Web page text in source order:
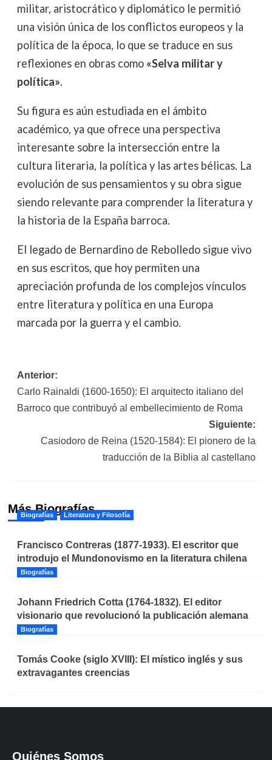
militar, aristocrático y diplomático le permitió
una visión única de los conflictos europeos y la
política de la época, lo que se traduce en sus
reflexiones en obras como «Selva militar y
política».
Su figura es aún estudiada en el ámbito
académico, ya que ofrece una perspectiva
interesante sobre la intersección entre la
cultura literaria, la política y las artes bélicas. La
evolución de sus pensamientos y su obra sigue
siendo relevante para comprender la literatura y
la historia de la España barroca.
El legado de Bernardino de Rebolledo sigue vivo
en sus escritos, que hoy permiten una
apreciación profunda de los complejos vínculos
entre literatura y política en una Europa
marcada por la guerra y el cambio.
Navegación
de
Anterior:
Carlo Rainaldi (1600-1650): El arquitecto italiano del
Barroco que contribuyó al embellecimiento de Roma
Siguiente:
Casiodoro de Reina (1520-1584): El pionero de la
traducción de la Biblia al castellano
Más Biografías
Biografías Literatura y Filosofía
Francisco Contreras (1877-1933). El escritor que
introdujo el Mundonovismo en la literatura chilena
Biografías
Johann Friedrich Cotta (1764-1832). El editor
visionario que revolucionó la publicación alemana
Biografías
Tomás Cooke (siglo XVIII): El místico inglés y sus
extravagantes creencias
Quiénes Somos